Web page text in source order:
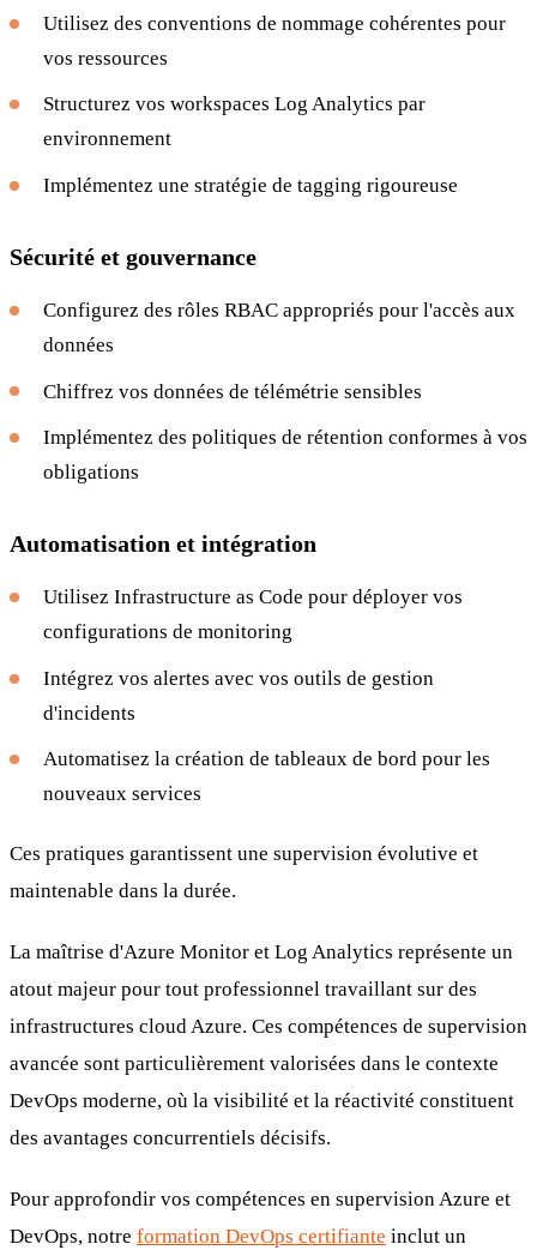
Utilisez des conventions de nommage cohérentes pour
vos ressources
Structurez vos workspaces Log Analytics par
environnement
Implémentez une stratégie de tagging rigoureuse
Sécurité et gouvernance
Configurez des rôles RBAC appropriés pour l'accès aux
données
Chiffrez vos données de télémétrie sensibles
Implémentez des politiques de rétention conformes à vos
obligations
Automatisation et intégration
Utilisez Infrastructure as Code pour déployer vos
configurations de monitoring
Intégrez vos alertes avec vos outils de gestion
d'incidents
Automatisez la création de tableaux de bord pour les
nouveaux services
Ces pratiques garantissent une supervision évolutive et
maintenable dans la durée.
La maîtrise d'Azure Monitor et Log Analytics représente un
atout majeur pour tout professionnel travaillant sur des
infrastructures cloud Azure. Ces compétences de supervision
avancée sont particulièrement valorisées dans le contexte
DevOps moderne, où la visibilité et la réactivité constituent
des avantages concurrentiels décisifs.
Pour approfondir vos compétences en supervision Azure et
DevOps, notre formation DevOps certifiante inclut un